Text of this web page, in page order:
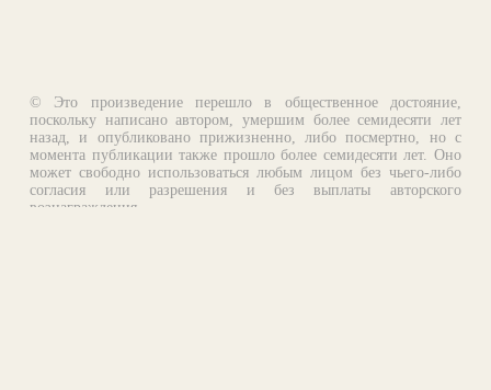
© Это произведение перешло в общественное достояние,
поскольку написано автором, умершим более семидесяти лет
назад, и опубликовано прижизненно, либо посмертно, но с
момента публикации также прошло более семидесяти лет. Оно
может свободно использоваться любым лицом без чьего-либо
согласия или разрешения и без выплаты авторского
вознаграждения.